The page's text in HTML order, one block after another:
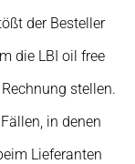
der Besteller
die LBI oil free
stellen.
in denen
Lieferanten